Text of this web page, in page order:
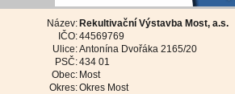
Název: Rekultivační Výstavba Most, a.s.
IČO:44569769
Ulice:Antonína Dvořáka 2165/20
PSČ:434 01
Obec: Most
Okres:Okres Most